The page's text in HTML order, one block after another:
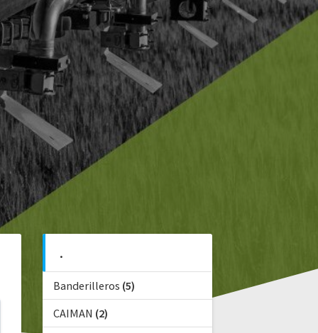
.
Banderilleros (5)
CAIMAN (2)